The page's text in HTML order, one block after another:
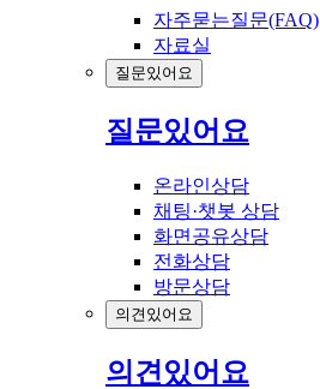
자주묻는질문(FAQ)
자료실
질문있어요
질문있어요
온라인상담
채팅·챗봇 상담
화면공유상담
전화상담
방문상담
의견있어요
의견있어요